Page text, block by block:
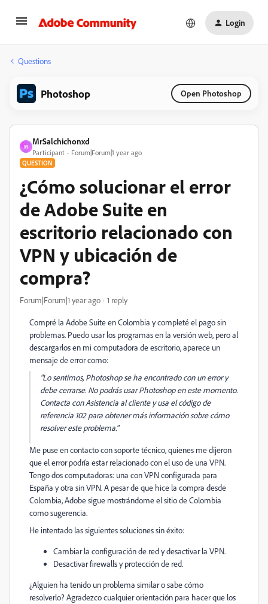
Login
Questions
Photoshop Open Photoshop
M
MrSalchichonxd
Participant Forum|Forum|1 year ago
QUESTION
¿Cómo solucionar el error
de Adobe Suite en
escritorio relacionado con
VPN y ubicación de
compra?
Forum|Forum|1 year ago 1 reply
Compré la Adobe Suite en Colombia y completé el pago sin
problemas. Puedo usar los programas en la versión web, pero al
descargarlos en mi computadora de escritorio, aparece un
mensaje de error como:
"Lo sentimos, Photoshop se ha encontrado con un error y
debe cerrarse. No podrás usar Photoshop en este momento.
Contacta con Asistencia al cliente y usa el código de
referencia 102 para obtener más información sobre cómo
resolver este problema."
Me puse en contacto con soporte técnico, quienes me dijeron
que el error podría estar relacionado con el uso de una VPN.
Tengo dos computadoras: una con VPN configurada para
España y otra sin VPN. A pesar de que hice la compra desde
Colombia, Adobe sigue mostrándome el sitio de Colombia
como sugerencia.
He intentado las siguientes soluciones sin éxito:
Cambiar la configuración de red y desactivar la VPN.
Desactivar firewalls y protección de red.
¿Alguien ha tenido un problema similar o sabe cómo
resolverlo? Agradezco cualquier orientación para hacer que los